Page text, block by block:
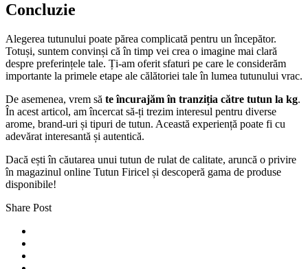
Concluzie
Alegerea tutunului poate părea complicată pentru un începător.
Totuși, suntem convinși că în timp vei crea o imagine mai clară
despre preferințele tale. Ți-am oferit sfaturi pe care le considerăm
importante la primele etape ale călătoriei tale în lumea tutunului vrac.
De asemenea, vrem să te încurajăm în tranziția către tutun la kg.
În acest articol, am încercat să-ți trezim interesul pentru diverse
arome, brand-uri și tipuri de tutun. Această experiență poate fi cu
adevărat interesantă și autentică.
Dacă ești în căutarea unui tutun de rulat de calitate, aruncă o privire
în magazinul online Tutun Firicel și descoperă gama de produse
disponibile!
Share Post